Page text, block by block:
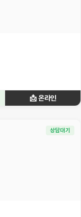
📩 온라인
상담대기